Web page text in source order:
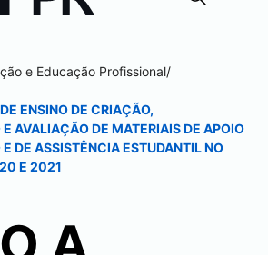
e Educação Profissional/
ENSINO DE CRIAÇÃO,
AVALIAÇÃO DE MATERIAIS DE APOIO
DE ASSISTÊNCIA ESTUDANTIL NO
E 2021